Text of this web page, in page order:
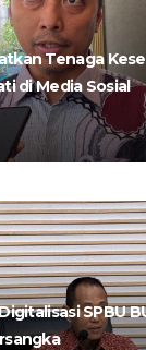
Tenaga
di Media Sosial
SPBU